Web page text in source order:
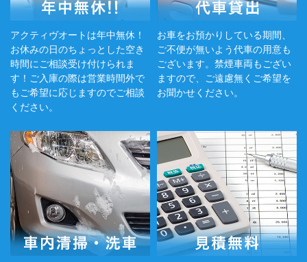
アクティヴオートは年中無休！
お休みの日のちょっとした空き
時間にご相談受け付けられま
す！ご入庫の際は営業時間外で
もご希望に応じますのでご相談
ください。
お車をお預かりしている期間、
ご不便が無いよう代車の用意も
ございます。禁煙車両もござい
ますので、ご遠慮無くご希望を
お聞かせください。